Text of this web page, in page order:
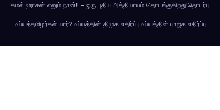
கமல் ஹாசன் எனும் நான்!! – ஒரு புதிய அத்தியாயம் தொடங்குகிறது!தொடர்பு
மய்யத்தமிழர்கள் யார்?மய்யத்தின் திமுக எதிர்ப்புமய்யத்தின் பாஜக எதிர்ப்பு